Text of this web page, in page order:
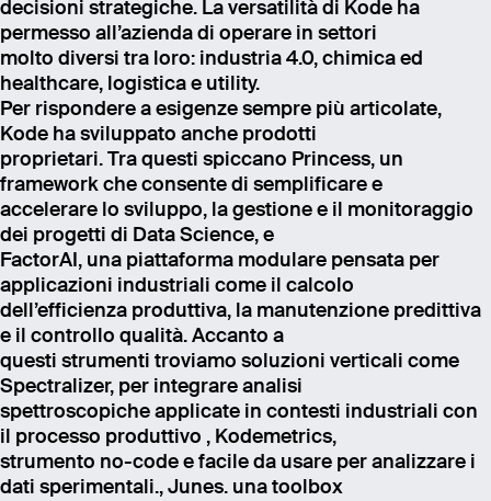
decisioni strategiche. La versatilità di Kode ha
permesso all’azienda di operare in settori
molto diversi tra loro: industria 4.0, chimica ed
healthcare, logistica e utility.
Per rispondere a esigenze sempre più articolate,
Kode ha sviluppato anche prodotti
proprietari. Tra questi spiccano Princess, un
framework che consente di semplificare e
accelerare lo sviluppo, la gestione e il monitoraggio
dei progetti di Data Science, e
FactorAI, una piattaforma modulare pensata per
applicazioni industriali come il calcolo
dell’efficienza produttiva, la manutenzione predittiva
e il controllo qualità. Accanto a
questi strumenti troviamo soluzioni verticali come
Spectralizer, per integrare analisi
spettroscopiche applicate in contesti industriali con
il processo produttivo , Kodemetrics,
strumento no-code e facile da usare per analizzare i
dati sperimentali., Junes. una toolbox